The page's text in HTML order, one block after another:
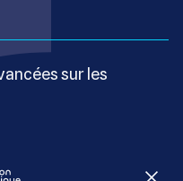
sur les